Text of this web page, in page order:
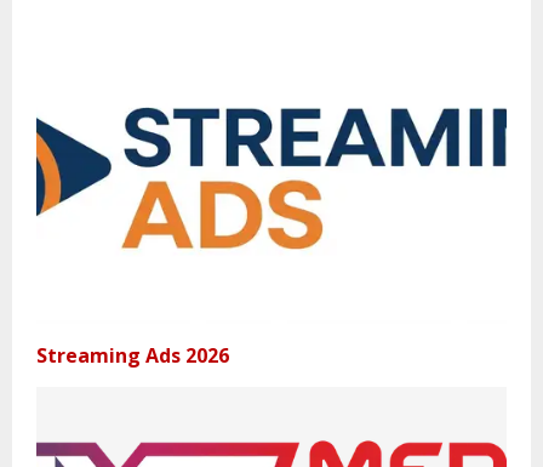
Streaming Ads 2026